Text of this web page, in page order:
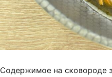
Содержимое на сковороде